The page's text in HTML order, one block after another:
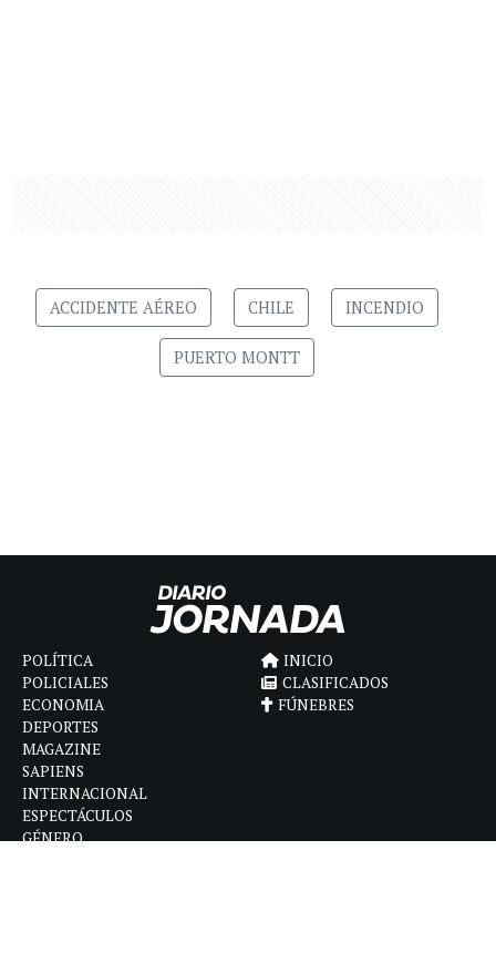
ACCIDENTE AÉREO CHILE INCENDIO
PUERTO MONTT
POLÍTICA
POLICIALES
ECONOMIA
DEPORTES
MAGAZINE
SAPIENS
INTERNACIONAL
ESPECTÁCULOS
GÉNERO
INICIO
CLASIFICADOS
FÚNEBRES